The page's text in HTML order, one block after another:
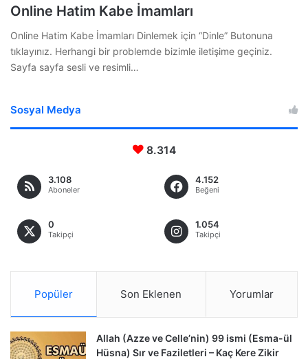
Online Hatim Kabe İmamları
Online Hatim Kabe İmamları Dinlemek için “Dinle” Butonuna
tıklayınız. Herhangi bir problemde bizimle iletişime geçiniz.
Sayfa sayfa sesli ve resimli…
Sosyal Medya
8.314
3.108
Aboneler
4.152
Beğeni
0
Takipçi
1.054
Takipçi
Popüler Son Eklenen Yorumlar
Allah (Azze ve Celle’nin) 99 ismi (Esma-ül
Hüsna) Sır ve Faziletleri – Kaç Kere Zikir